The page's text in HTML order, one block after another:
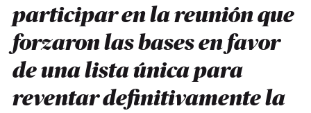
participar en la reunión que
forzaron las bases en favor
de una lista única para
reventar definitivamente la